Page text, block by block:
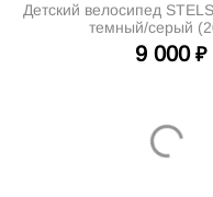
Детский велосипед
темный/серый
9 000 ₽